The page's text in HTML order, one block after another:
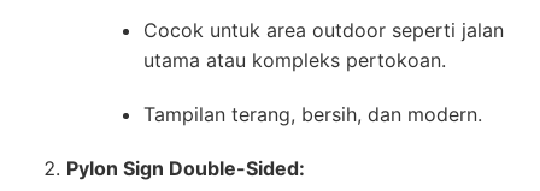
Cocok untuk area outdoor seperti jalan
utama atau kompleks pertokoan.
Tampilan terang, bersih, dan modern.
Pylon Sign Double-Sided: